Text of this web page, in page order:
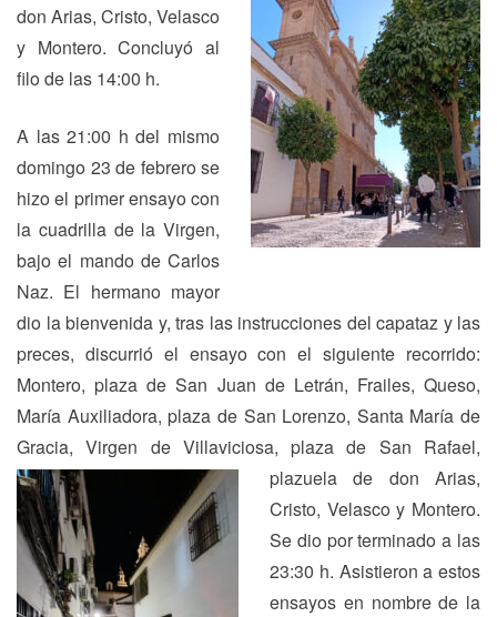
don Arias, Cristo, Velasco
y Montero. Concluyó al
filo de las 14:00 h.
A las 21:00 h del mismo
domingo 23 de febrero se
hizo el primer ensayo con
la cuadrilla de la Virgen,
bajo el mando de Carlos
Naz. El hermano mayor
dio la bienvenida y, tras las instrucciones del capataz y las
preces, discurrió el ensayo con el siguiente recorrido:
Montero, plaza de San Juan de Letrán, Frailes, Queso,
María Auxiliadora, plaza de San Lorenzo, Santa María de
Gracia, Virgen de Villaviciosa, plaza de San Rafael,
plazuela de don Arias,
Cristo, Velasco y Montero.
Se dio por terminado a las
23:30 h. Asistieron a estos
ensayos en nombre de la